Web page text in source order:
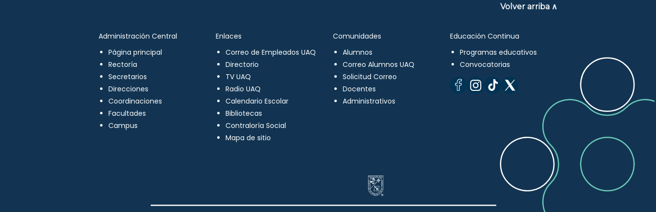
Volver arriba ∧
Administración Central
Página principal
Rectoría
Secretarios
Direcciones
Coordinaciones
Facultades
Campus
Enlaces
Correo de Empleados UAQ
Directorio
TV UAQ
Radio UAQ
Calendario Escolar
Bibliotecas
Contraloría Social
Mapa de sitio
Comunidades
Alumnos
Correo Alumnos UAQ
Solicitud Correo
Docentes
Administrativos
Educación Continua
Programas educativos
Convocatorias